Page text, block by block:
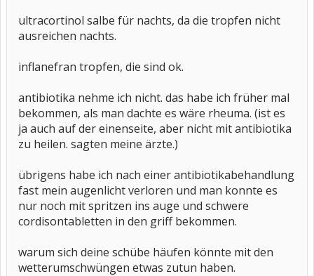
ultracortinol salbe für nachts, da die tropfen nicht
ausreichen nachts.
inflanefran tropfen, die sind ok.
antibiotika nehme ich nicht. das habe ich früher mal
bekommen, als man dachte es wäre rheuma. (ist es
ja auch auf der einenseite, aber nicht mit antibiotika
zu heilen. sagten meine ärzte.)
übrigens habe ich nach einer antibiotikabehandlung
fast mein augenlicht verloren und man konnte es
nur noch mit spritzen ins auge und schwere
cordisontabletten in den griff bekommen.
warum sich deine schübe häufen könnte mit den
wetterumschwüngen etwas zutun haben.